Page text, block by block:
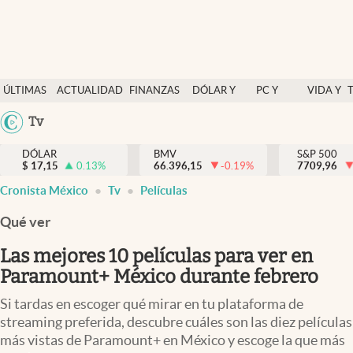
ÚLTIMAS
NOTICIAS
ACTUALIDAD
FINANZAS
DÓLAR Y
PC Y
VIDA Y
México
Tv
Actualidad
Finanzas y economía
Dólar y mercados
Pc y celular
Vida y estilo
DÓLAR
$ 17,15 0.13%
BMV
66.396,15
-0.19%
S&P 500
7709,96
Cronista México Tv Películas
Qué ver
Las mejores 10 películas para ver en
Paramount+ México durante febrero
Si tardas en escoger qué mirar en tu plataforma de
streaming preferida, descubre cuáles son las diez películas
más vistas de Paramount+ en México y escoge la que más